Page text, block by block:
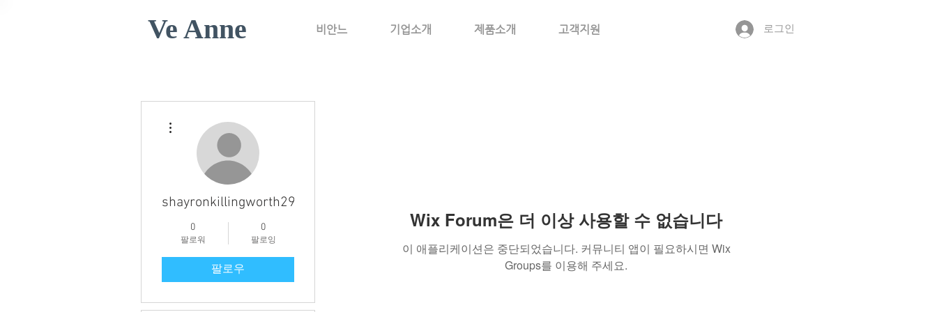
Ve Anne 비안느 기업소개 제품소개 고객지원 로그인
Wix Forum은 더 이상 사용할 수 없습니다
이 애플리케이션은 중단되었습니다. 커뮤니티 앱이 필요하시면 Wix
Groups를 이용해 주세요.
shayronkillingworth296
0
팔로워
0
팔로잉
팔로우